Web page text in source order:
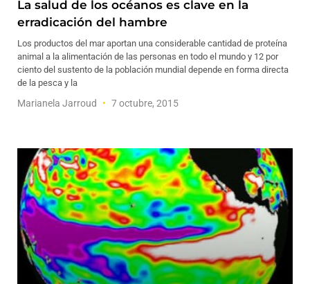
La salud de los océanos es clave en la
erradicación del hambre
Los productos del mar aportan una considerable cantidad de proteína
animal a la alimentación de las personas en todo el mundo y 12 por
ciento del sustento de la población mundial depende en forma directa
de la pesca y la
Marianela Jarroud 7 octubre, 2015